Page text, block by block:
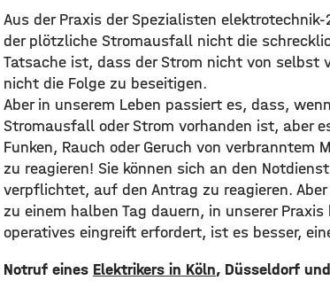
Aus der Praxis der Spezialisten
der plötzliche Stromausfall nicht die
Tatsache ist, dass der Strom nicht von selbst
nicht die Folge zu beseitigen.
Aber in unserem Leben passiert es, dass,
Stromausfall oder Strom vorhanden ist, aber
Funken, Rauch oder Geruch von
zu reagieren! Sie können sich an den
verpflichtet, auf den Antrag zu reagieren.
zu einem halben Tag dauern, in unserer
operatives eingreift erfordert, ist es besser,
Notruf eines Elektrikers in Köln, Düsseldorf